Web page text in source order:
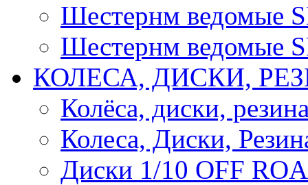
Шестернм ведомые
Шестернм ведомые
КОЛЕСА, ДИСКИ,
Колёса, диски,
Колеса, Диски,
Диски 1/10 OFF